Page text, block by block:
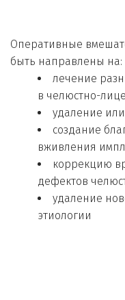
Оперативные
быть направлены на:
лечение
в челюстно-
удаление
создание
вживления
коррекцию
дефектов
удаление
этиологии